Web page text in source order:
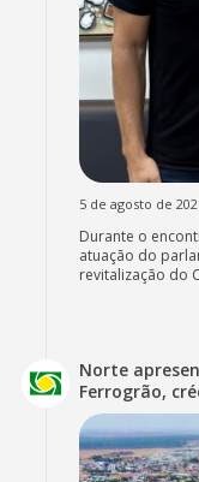
5 de agosto de
Durante o
atuação do
revitalização do
Norte
Ferrogrão,